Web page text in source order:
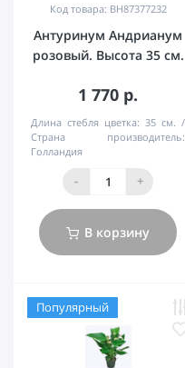
Код товара: BH87377232
Антуринум Андрианум
розовый. Высота 35 см.
1 770 р.
Длина стебля цветка: 35 см.
Страна производитель:
Голландия
- +
В корзину
Популярный